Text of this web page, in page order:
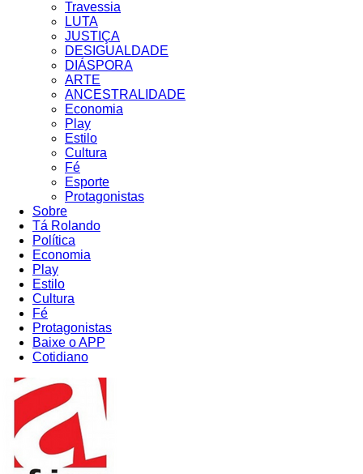
Travessia
LUTA
JUSTIÇA
DESIGUALDADE
DIÁSPORA
ARTE
ANCESTRALIDADE
Economia
Play
Estilo
Cultura
Fé
Esporte
Protagonistas
Sobre
Tá Rolando
Política
Economia
Play
Estilo
Cultura
Fé
Protagonistas
Baixe o APP
Cotidiano